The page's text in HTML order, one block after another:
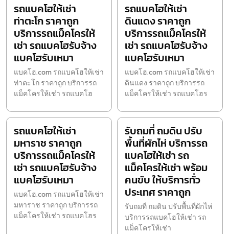
รถแบคโฮให้เช่า
ท่าตะโก ราคาถูก
บริการรถแม็คโครให้
เช่า รถแบคโฮรับจ้าง
แบคโฮรับเหมา
แบคโฮ.com รถแบคโฮให้เช่า
ท่าตะโก ราคาถูก บริการรถ
แม็คโครให้เช่า รถแบคโฮ
รถแบคโฮให้เช่า
ดินแดง ราคาถูก
บริการรถแม็คโครให้
เช่า รถแบคโฮรับจ้าง
แบคโฮรับเหมา
แบคโฮ.com รถแบคโฮให้เช่า
ดินแดง ราคาถูก บริการรถ
แม็คโครให้เช่า รถแบคโฮร
รถแบคโฮให้เช่า
มหาราช ราคาถูก
บริการรถแม็คโครให้
เช่า รถแบคโฮรับจ้าง
แบคโฮรับเหมา
แบคโฮ.com รถแบคโฮให้เช่า
มหาราช ราคาถูก บริการรถ
แม็คโครให้เช่า รถแบคโฮร
รับถมที่ ถมดิน ปรับ
พื้นที่ผักไห่ บริการรถ
แบคโฮให้เช่า รถ
แม็คโครให้เช่า พร้อม
คนขับ ให้บริการทั่ว
ประเทศ ราคาถูก
รับถมที่ ถมดิน ปรับพื้นที่ผักไห่
บริการรถแบคโฮให้เช่า รถ
แม็คโครให้เช่า